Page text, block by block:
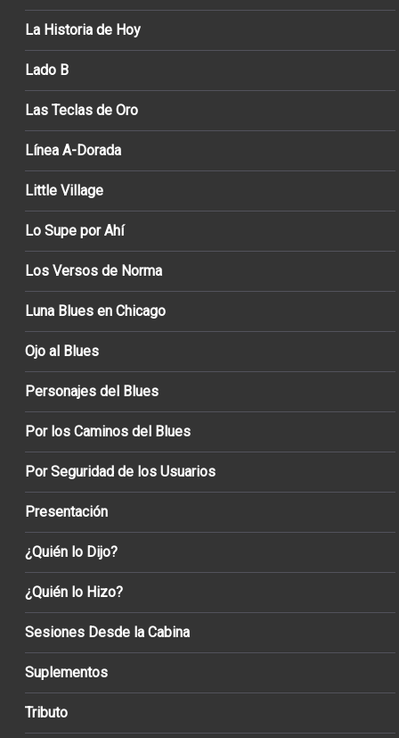
La Historia de Hoy
Lado B
Las Teclas de Oro
Línea A-Dorada
Little Village
Lo Supe por Ahí
Los Versos de Norma
Luna Blues en Chicago
Ojo al Blues
Personajes del Blues
Por los Caminos del Blues
Por Seguridad de los Usuarios
Presentación
¿Quién lo Dijo?
¿Quién lo Hizo?
Sesiones Desde la Cabina
Suplementos
Tributo